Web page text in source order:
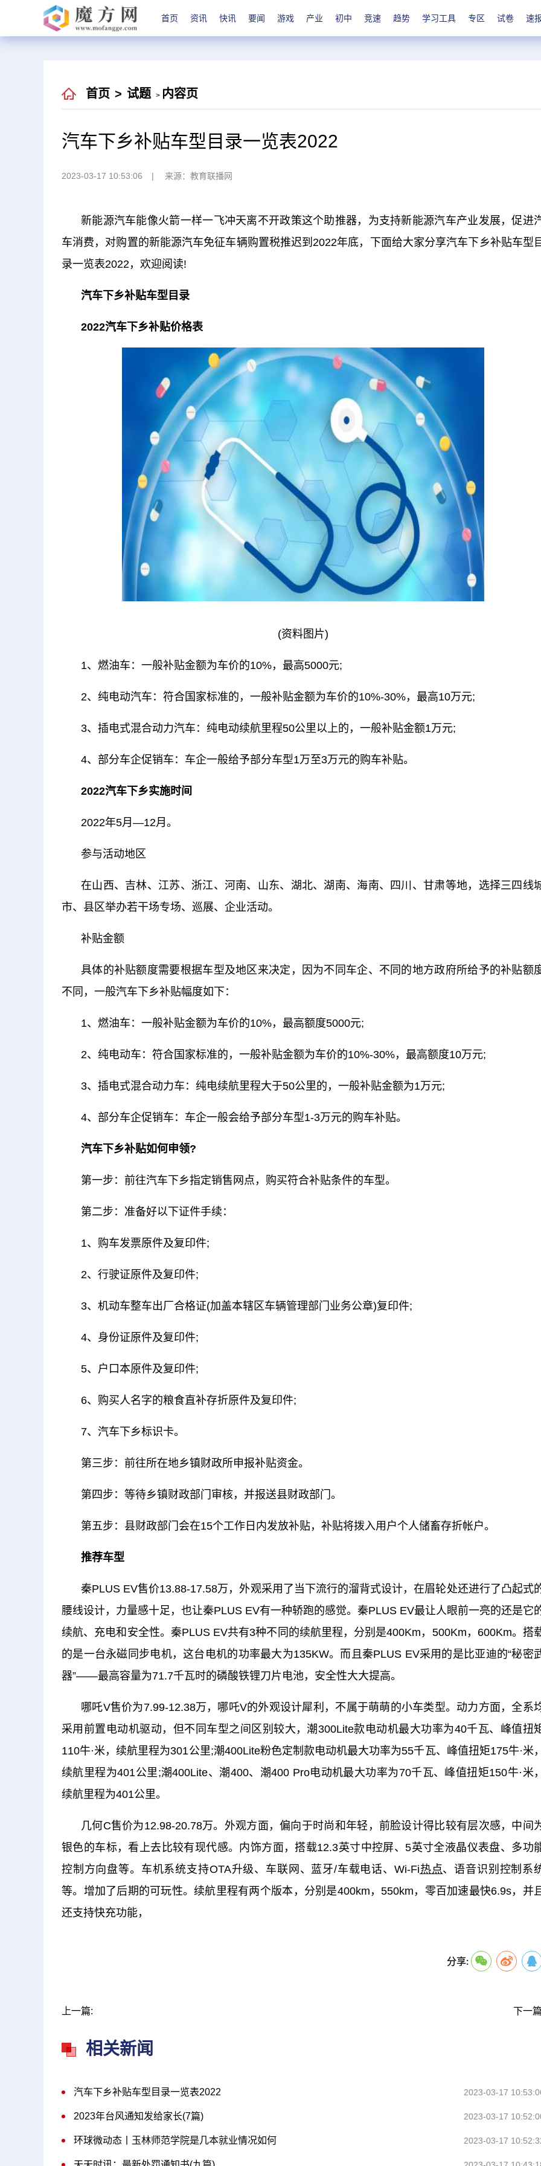
首页 资讯 快讯 要闻 游戏 产业 初中 竞速 趋势 学习工具 专区 试卷 速
首页 > 试题 > 内容页
汽车下乡补贴车型目录一览表2022
2023-03-17 10:53:06 来源：教育联播网
新能源汽车能像火箭一样一飞冲天离不开政策这个助推器，为支持新能源汽车产业发展，促进
车消费，对购置的新能源汽车免征车辆购置税推迟到2022年底，下面给大家分享汽车下乡补贴车型
录一览表2022，欢迎阅读!
汽车下乡补贴车型目录
2022汽车下乡补贴价格表
(资料图片)
1、燃油车：一般补贴金额为车价的10%，最高5000元;
2、纯电动汽车：符合国家标准的，一般补贴金额为车价的10%-30%，最高10万元;
3、插电式混合动力汽车：纯电动续航里程50公里以上的，一般补贴金额1万元;
4、部分车企促销车：车企一般给予部分车型1万至3万元的购车补贴。
2022汽车下乡实施时间
2022年5月—12月。
参与活动地区
在山西、吉林、江苏、浙江、河南、山东、湖北、湖南、海南、四川、甘肃等地，选择三四线
市、县区举办若干场专场、巡展、企业活动。
补贴金额
具体的补贴额度需要根据车型及地区来决定，因为不同车企、不同的地方政府所给予的补贴额
不同，一般汽车下乡补贴幅度如下：
1、燃油车：一般补贴金额为车价的10%，最高额度5000元;
2、纯电动车：符合国家标准的，一般补贴金额为车价的10%-30%，最高额度10万元;
3、插电式混合动力车：纯电续航里程大于50公里的，一般补贴金额为1万元;
4、部分车企促销车：车企一般会给予部分车型1-3万元的购车补贴。
汽车下乡补贴如何申领?
第一步：前往汽车下乡指定销售网点，购买符合补贴条件的车型。
第二步：准备好以下证件手续：
1、购车发票原件及复印件;
2、行驶证原件及复印件;
3、机动车整车出厂合格证(加盖本辖区车辆管理部门业务公章)复印件;
4、身份证原件及复印件;
5、户口本原件及复印件;
6、购买人名字的粮食直补存折原件及复印件;
7、汽车下乡标识卡。
第三步：前往所在地乡镇财政所申报补贴资金。
第四步：等待乡镇财政部门审核，并报送县财政部门。
第五步：县财政部门会在15个工作日内发放补贴，补贴将拨入用户个人储畜存折帐户。
推荐车型
秦PLUS EV售价13.88-17.58万，外观采用了当下流行的溜背式设计，在眉轮处还进行了凸起式
腰线设计，力量感十足，也让秦PLUS EV有一种轿跑的感觉。秦PLUS EV最让人眼前一亮的还是它
续航、充电和安全性。秦PLUS EV共有3种不同的续航里程，分别是400Km，500Km，600Km。搭
的是一台永磁同步电机，这台电机的功率最大为135KW。而且秦PLUS EV采用的是比亚迪的“秘密
器”——最高容量为71.7千瓦时的磷酸铁锂刀片电池，安全性大大提高。
哪吒V售价为7.99-12.38万，哪吒V的外观设计犀利，不属于萌萌的小车类型。动力方面，全系
采用前置电动机驱动，但不同车型之间区别较大，潮300Lite款电动机最大功率为40千瓦、峰值扭
110牛·米，续航里程为301公里;潮400Lite粉色定制款电动机最大功率为55千瓦、峰值扭矩175牛·米
续航里程为401公里;潮400Lite、潮400、潮400 Pro电动机最大功率为70千瓦、峰值扭矩150牛·米
续航里程为401公里。
几何C售价为12.98-20.78万。外观方面，偏向于时尚和年轻，前脸设计得比较有层次感，中间
银色的车标，看上去比较有现代感。内饰方面，搭载12.3英寸中控屏、5英寸全液晶仪表盘、多功
控制方向盘等。车机系统支持OTA升级、车联网、蓝牙/车载电话、Wi-Fi热点、语音识别控制系
等。增加了后期的可玩性。续航里程有两个版本，分别是400km，550km，零百加速最快6.9s，并
还支持快充功能，
分享:
上一篇: 下一
相关新闻
汽车下乡补贴车型目录一览表2022 2023-03-17
2023年台风通知发给家长(7篇) 2023-03-17
环球微动态丨玉林师范学院是几本就业情况如何 2023-03-17